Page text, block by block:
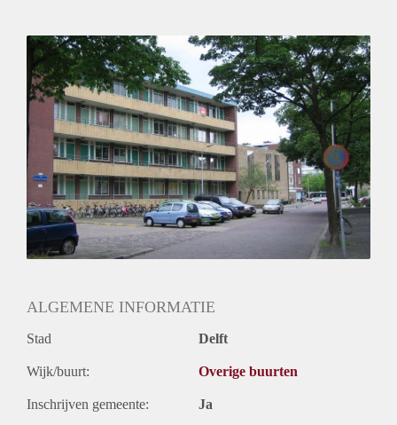
Huisdieren toegestaan: Afhankelijk van de Eigenaar
Huurtoeslag grens: Ja
Geschikt voor studenten: Afhankelijk van de Eigenaar
ALGEMENE INFORMATIE
Stad Delft
Wijk/buurt: Overige buurten
Inschrijven gemeente: Ja